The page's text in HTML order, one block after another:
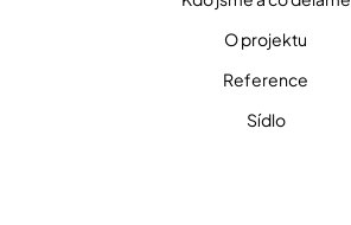
O projektu
Reference
Sídlo